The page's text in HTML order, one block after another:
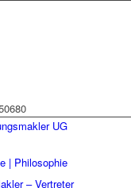
| Philosophie
– Vertreter